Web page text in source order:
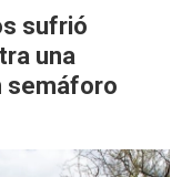
sufrió
una
semáforo